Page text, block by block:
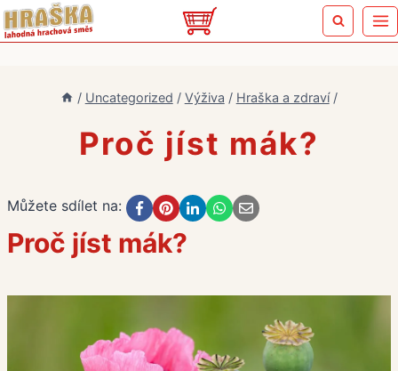
Přeskočit
na
/ Uncategorized / Výživa / Hraška a zdraví /
Proč jíst mák?
Můžete sdílet na:
Proč jíst mák?